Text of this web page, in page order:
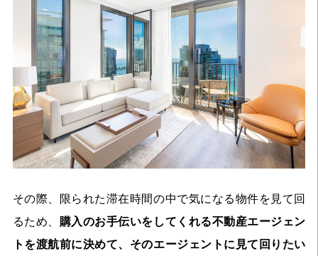
その際、限られた滞在時間の中で気になる物件を見て回
るため、 購入のお手伝いをしてくれる不動産エージェン
トを渡航前に決めて、そのエージェントに見て回りたい